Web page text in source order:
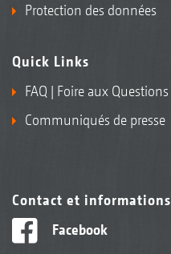
Protection des données
Quick Links
FAQ | Foire aux Questions
Communiqués de presse
Contact et informations
Facebook